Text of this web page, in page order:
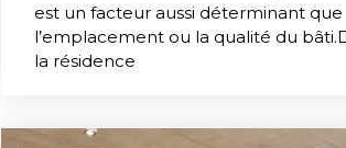
est un facteur aussi déterminant que
l’emplacement ou la qualité du
la résidence